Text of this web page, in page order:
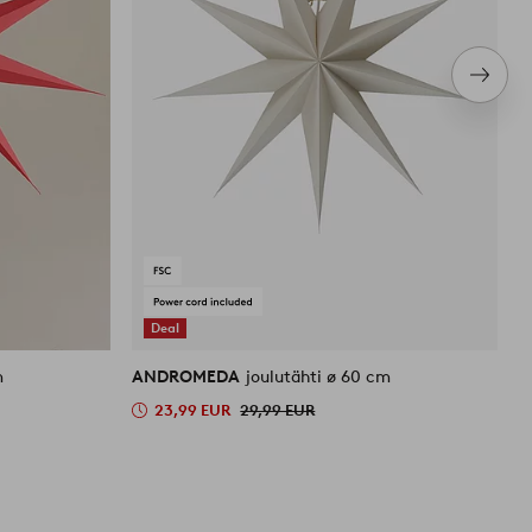
Deal
ANDROMEDA joulutähti ø 60 cm
23,99 EUR 29,99 EUR
tuote